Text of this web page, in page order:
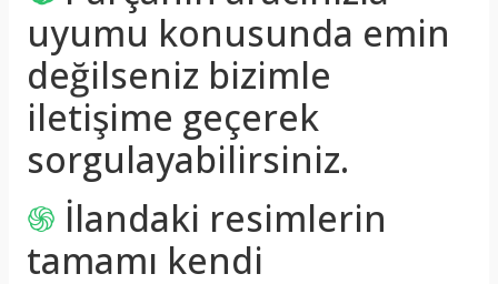
uyumu konusunda emin
değilseniz bizimle
iletişime geçerek
sorgulayabilirsiniz.
֍ İlandaki resimlerin
tamamı kendi